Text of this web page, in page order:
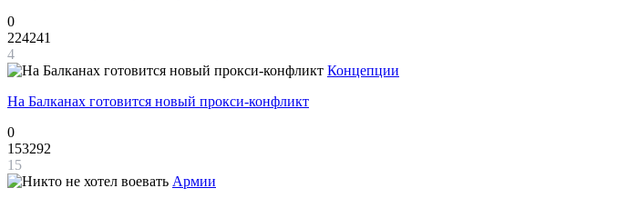
0
224241
4
Концепции
На Балканах готовится новый прокси-конфликт
0
153292
15
Армии